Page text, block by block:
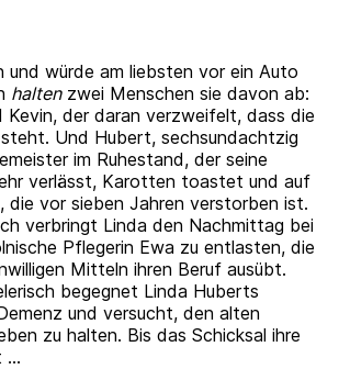
und würde am liebsten vor ein Auto
haltenzwei Menschen sie davon ab:
Kevin, der daran verzweifelt, dass die
Und Hubert, sechsundachtzig
im Ruhestand, der seine
verlässt, Karotten toastet und auf
die vor sieben Jahren verstorben ist.
verbringt Linda den Nachmittag bei
Pflegerin Ewa zu entlasten, die
Mitteln ihren Beruf ausübt.
begegnet Linda Huberts
und versucht, den alten
zu halten. Bis das Schicksal ihre
…